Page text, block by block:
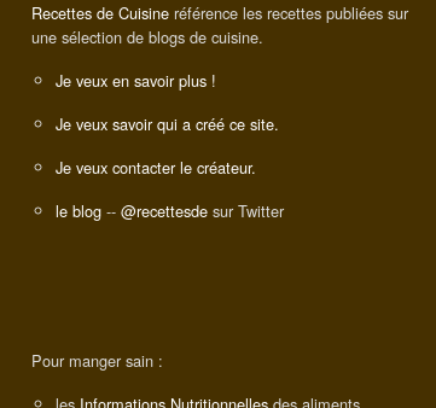
Recettes de Cuisine référence les recettes publiées sur
une sélection de blogs de cuisine.
Je veux en savoir plus !
Je veux savoir qui a créé ce site.
Je veux contacter le créateur.
le blog -- @recettesde sur Twitter
Pour manger sain :